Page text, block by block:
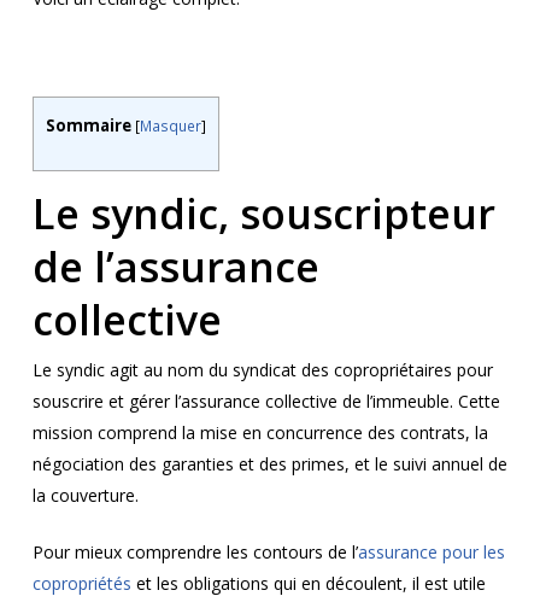
Sommaire [Masquer]
Le syndic, souscripteur
de l’assurance
collective
Le syndic agit au nom du syndicat des copropriétaires pour
souscrire et gérer l’assurance collective de l’immeuble. Cette
mission comprend la mise en concurrence des contrats, la
négociation des garanties et des primes, et le suivi annuel de
la couverture.
Pour mieux comprendre les contours de l’assurance pour les
copropriétés et les obligations qui en découlent, il est utile